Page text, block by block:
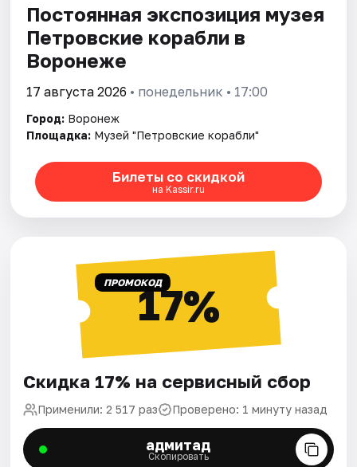
Постоянная экспозиция музея
Петровские корабли в
Воронеже
17 августа 2026 • понедельник • 17:00
Город: Воронеж
Площадка: Музей "Петровские корабли"
Билеты со скидкой
на Kassir.ru
ПРОМОКОД17%
Скидка 17% на сервисный сбор
Применили: 2 517 раз Проверено: 1 минуту назад
адмитад
Скопировать